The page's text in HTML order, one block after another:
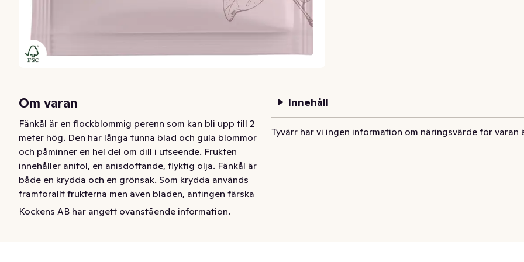
Om varan
Fänkål är en flockblommig perenn som kan bli upp till 2
meter hög. Den har långa tunna blad och gula blommor
och påminner en hel del om dill i utseende. Frukten
innehåller anitol, en anisdoftande, flyktig olja. Fänkål är
både en krydda och en grönsak. Som krydda används
framförallt frukterna men även bladen, antingen färska
eller torkade. Smaken är mild och påminner mycket om
Kockens AB har angett ovanstående information.
Innehåll
Tyvärr har vi ingen information om näringsvärde för varan